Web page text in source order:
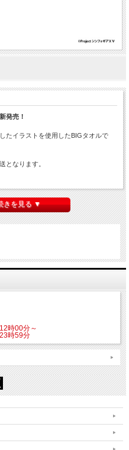
発売！
たイラストを使用したBIGタオルで
となります。
ド決済承認（課金）を行います。予め
時にカード決済承認（課金）を行いま
セルはできません。予めご了承くださ
緒に発送となります。
きを見る ▼
時00分～
時59分